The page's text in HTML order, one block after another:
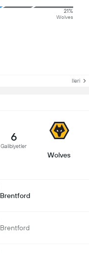
21%
Wolves
Ileri
6
Galibiyetler
Wolves
Brentford
Brentford